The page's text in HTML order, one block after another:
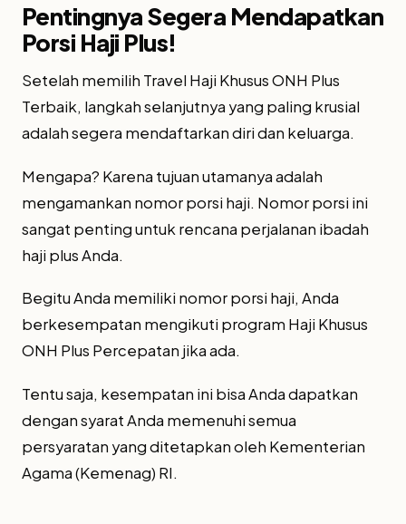
Pentingnya Segera Mendapatkan
Porsi Haji Plus!
Setelah memilih Travel Haji Khusus ONH Plus
Terbaik, langkah selanjutnya yang paling krusial
adalah segera mendaftarkan diri dan keluarga.
Mengapa? Karena tujuan utamanya adalah
mengamankan nomor porsi haji. Nomor porsi ini
sangat penting untuk rencana perjalanan ibadah
haji plus Anda.
Begitu Anda memiliki nomor porsi haji, Anda
berkesempatan mengikuti program Haji Khusus
ONH Plus Percepatan jika ada.
Tentu saja, kesempatan ini bisa Anda dapatkan
dengan syarat Anda memenuhi semua
persyaratan yang ditetapkan oleh Kementerian
Agama (Kemenag) RI.